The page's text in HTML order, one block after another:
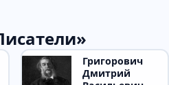
Григорович
Дмитрий